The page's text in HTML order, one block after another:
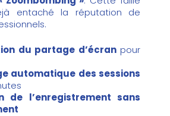
entaché la réputation de
du partage d’écranpour
automatique des sessions
de l’enregistrement sans